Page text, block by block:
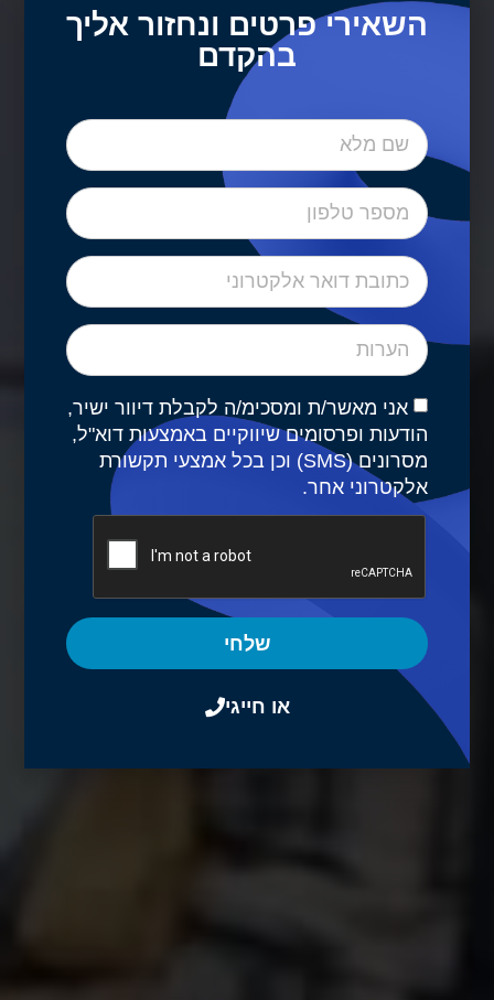
ד״ר ארנון אגמון
מומחה במיילדות וגינקולוגיה
השאירי פרטים ונחזור אליך
בהקדם
אני מאשר/ת ומסכימ/ה לקבלת דיוור ישיר,
הודעות ופרסומים שיווקיים באמצעות דוא"ל,
מסרונים (SMS) וכן בכל אמצעי תקשורת
אלקטרוני אחר.
שלחי
או חייגי